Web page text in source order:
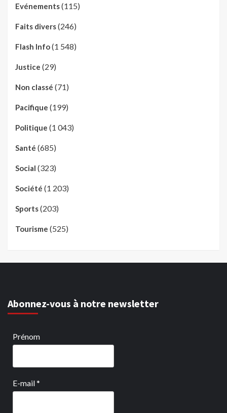
Evénements(115)
Faits divers(246)
Flash Info(1 548)
Justice (29)
Non classé (71)
Pacifique (199)
Politique (1 043)
Santé (685)
Social (323)
Société (1 203)
Sports(203)
Tourisme (525)
Abonnez-vous à notre newsletter
Prénom
E-mail*